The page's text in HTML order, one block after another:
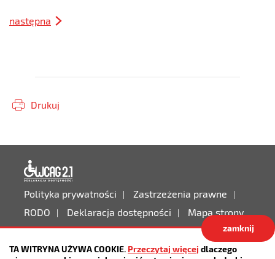
TA WITRYNA UŻYWA COOKIE. Przeczytaj więcej dlaczego
zamknij
następna
Drukuj
Polityka prywatności
Zastrzeżenia prawne
RODO
Deklaracja dostępności Mapa strony
Projekt: IntraCOM.pl